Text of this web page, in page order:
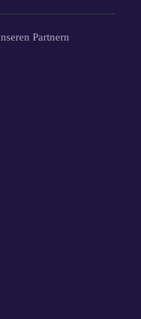
Partnern